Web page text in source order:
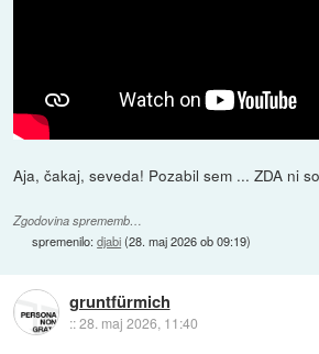
Aja, čakaj, seveda! Pozabil sem ... ZDA ni
Zgodovina sprememb…
spremenilo:djabi(28. maj 2026 ob 09:19)
gruntfürmich
::28. maj 2026, 11:40